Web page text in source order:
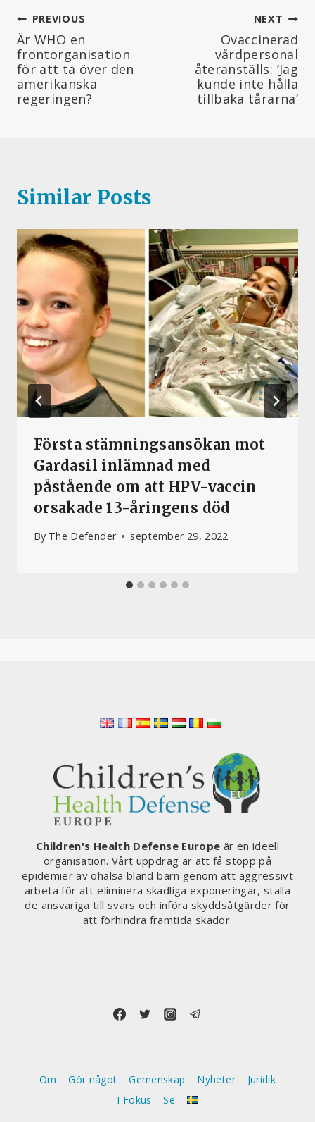
Inläggsnavigering
PREVIOUS
Är WHO en
frontorganisation
för att ta över den
amerikanska
regeringen?
NEXT
Ovaccinerad
vårdpersonal
återanställs: ’Jag
kunde inte hålla
tillbaka tårarna’
Similar Posts
Första stämningsansökan mot
Gardasil inlämnad med
påstående om att HPV-vaccin
orsakade 13-åringens död
By The Defender september 29, 2022
Children's Health Defense Europe är en ideell
organisation. Vårt uppdrag är att få stopp på
epidemier av ohälsa bland barn genom att aggressivt
arbeta för att eliminera skadliga exponeringar, ställa
de ansvariga till svars och införa skyddsåtgärder för
att förhindra framtida skador.
Om Gör något Gemenskap Nyheter
Juridik
I Fokus
Se